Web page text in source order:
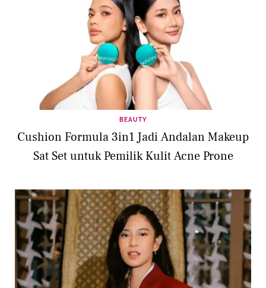
BEAUTY
Cushion Formula 3in1 Jadi Andalan Makeup
Sat Set untuk Pemilik Kulit Acne Prone